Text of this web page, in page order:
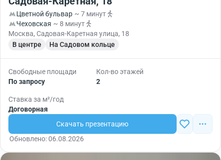
Цветной бульвар ~ 7 минут
Чеховская ~ 8 минут
Москва, Садовая-Каретная улица, 18
В центре
На Садовом кольце
Свободные площади
По запросу
Кол-во этажей
2
Ставка за м²/год
Договорная
Скачать презентацию
Обновлено: 06.08.2026